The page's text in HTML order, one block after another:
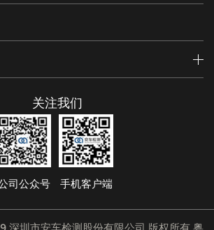
关注我们
司公众号 手机客户端